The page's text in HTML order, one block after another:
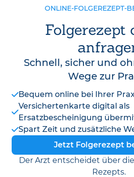
ONLINE-FOLGEREZEPT-
Folgerezept
Schnell, sicher und
Wege zur
Bequem online bei Ihrer
Versichertenkarte digital als
Ersatzbescheinigung
Spart Zeit und zusätzliche
Jetzt Folgerezept
Der Arzt entscheidet über
Rezepts.